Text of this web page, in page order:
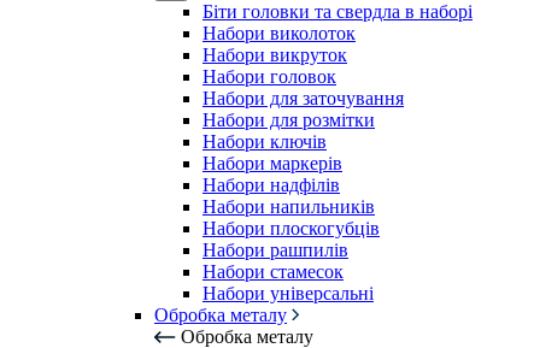
Біти головки та свердла в наборі
Набори виколоток
Набори викруток
Набори головок
Набори для заточування
Набори для розмітки
Набори ключів
Набори маркерів
Набори надфілів
Набори напильників
Набори плоскогубців
Набори рашпилів
Набори стамесок
Набори універсальні
Обробка металу
Обробка металу